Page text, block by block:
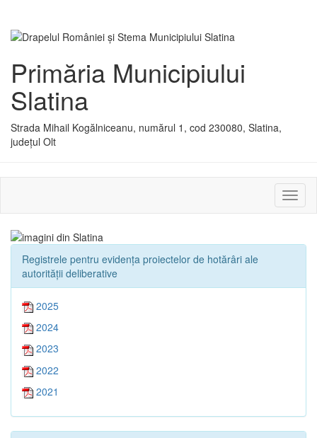
Primăria Municipiului
Slatina
Strada Mihail Kogălniceanu, numărul 1, cod 230080, Slatina,
județul Olt
sau
Registrele pentru evidența proiectelor de hotărâri ale
autorității deliberative
2025
2024
2023
2022
2021